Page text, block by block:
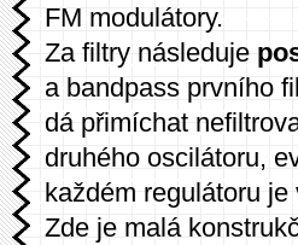
FM modulátory.
Za filtry následuje
a bandpass prvního
dá přimíchat
druhého oscilátoru,
každém regulátoru je
Zde je malá